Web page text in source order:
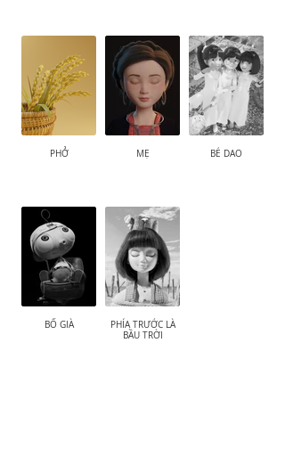
PHỞ MẸ BÉ DAO
BỐ GIÀ
PHÍA TRƯỚC LÀ
BẦU TRỜI